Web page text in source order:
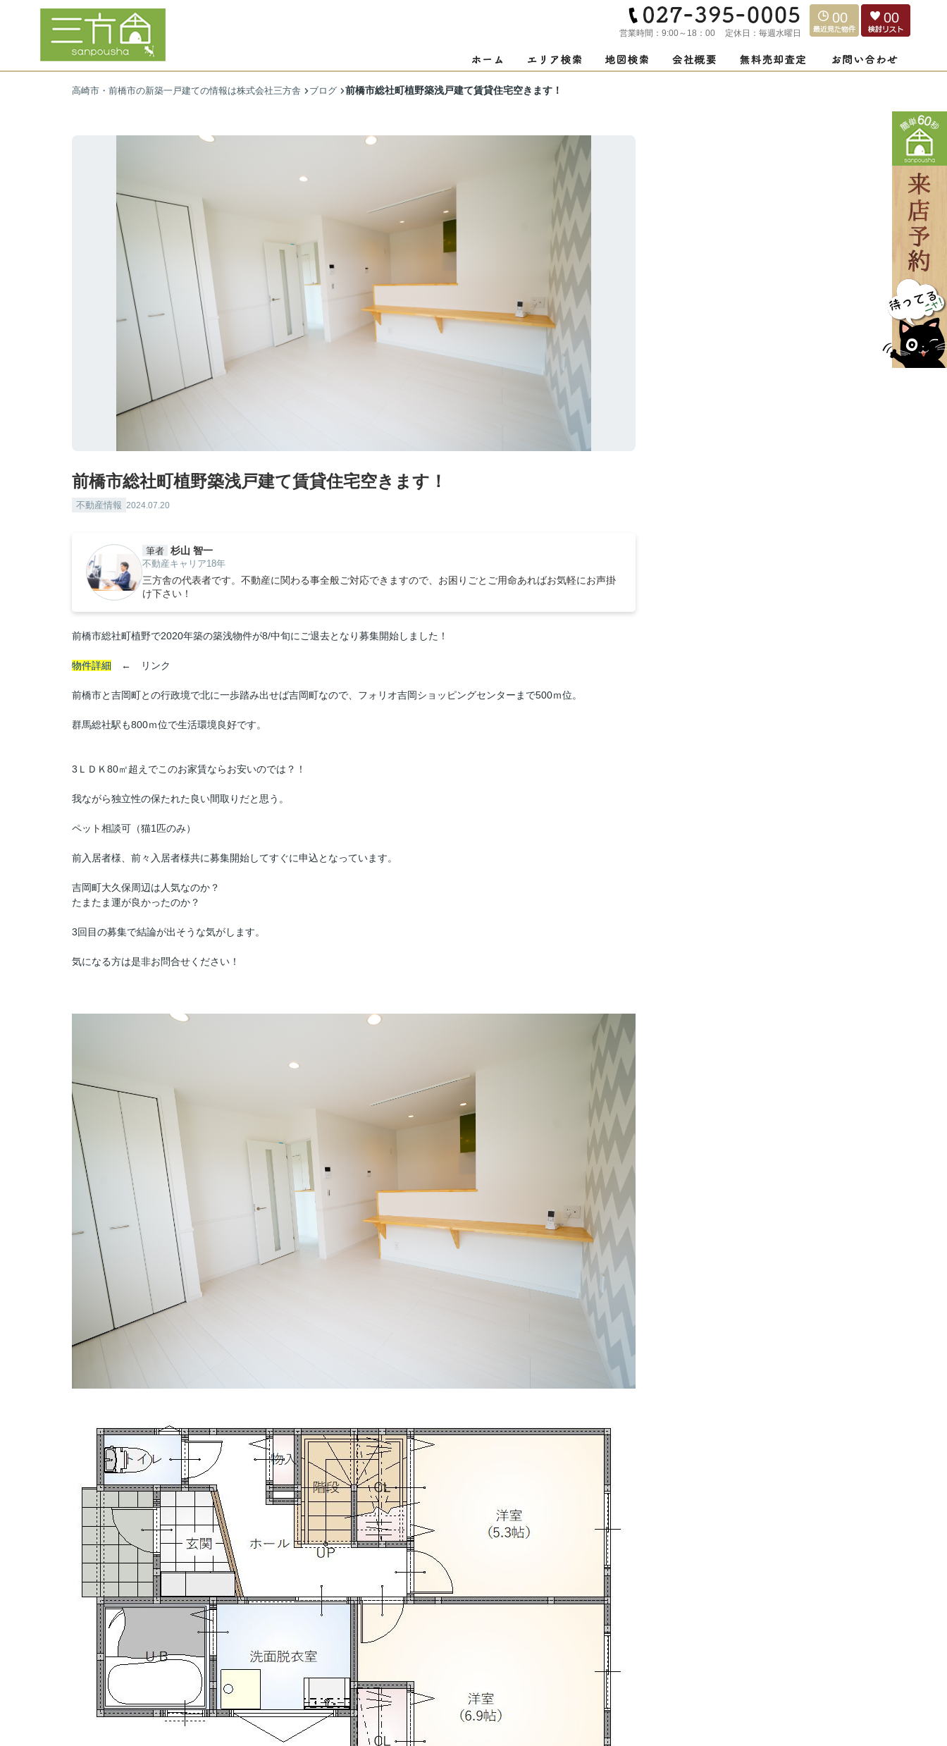
営業時間： 9:00～18：00 定休日： 毎週水曜日
00 00
高崎市・前橋市の新築一戸建ての情報は株式会社三方舎 ブログ 前橋市総社町植野築浅戸建て賃貸住宅空きます！
前橋市総社町植野築浅戸建て賃貸住宅空きます！
不動産情報 2024.07.20
筆者 杉山 智一
不動産キャリア18年
三方舎の代表者です。不動産に関わる事全般ご対応できますので、お困りごとご用命あればお気軽にお声掛
け下さい！
前橋市総社町植野で2020年築の築浅物件が8/中旬にご退去となり募集開始しました！
物件詳細 ← リンク
前橋市と吉岡町との行政境で北に一歩踏み出せば吉岡町なので、フォリオ吉岡ショッピングセンターまで500ｍ位。
群馬総社駅も800ｍ位で生活環境良好です。
3ＬＤＫ80㎡超えでこのお家賃ならお安いのでは？！
我ながら独立性の保たれた良い間取りだと思う。
ペット相談可（猫1匹のみ）
前入居者様、前々入居者様共に募集開始してすぐに申込となっています。
吉岡町大久保周辺は人気なのか？
たまたま運が良かったのか？
3回目の募集で結論が出そうな気がします。
気になる方は是非お問合せください！